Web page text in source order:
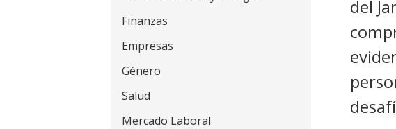
Finanzas
Empresas
Género
Salud
Mercado Laboral
del